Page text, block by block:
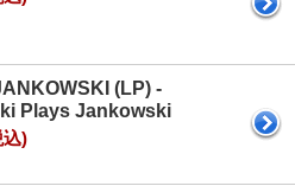
(LP) -
Plays Jankowski
込)